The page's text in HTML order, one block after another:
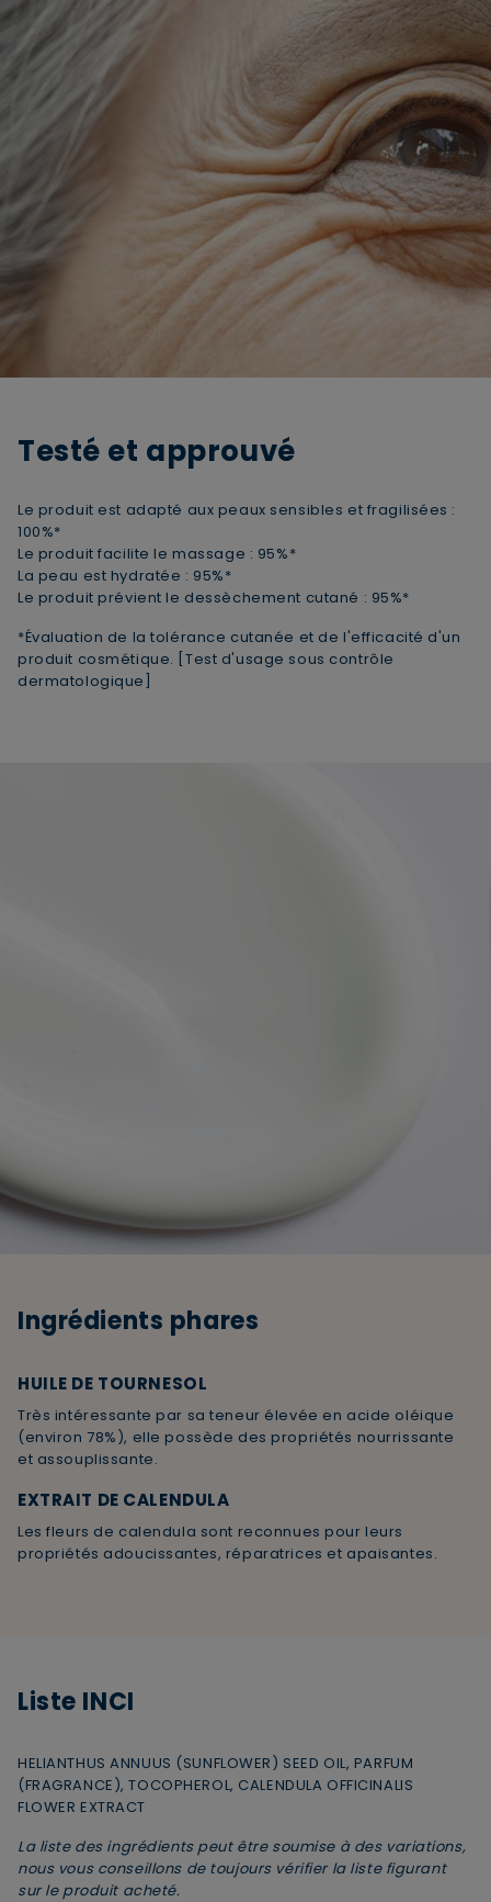
Supprimer le produit ? ×
Testé et approuvé
Le produit est adapté aux peaux sensibles et fragilisées :
100%*
Le produit facilite le massage : 95%*
La peau est hydratée : 95%*
Le produit prévient le dessèchement cutané : 95%*
*Évaluation de la tolérance cutanée et de l'efficacité d'un
produit cosmétique. [Test d'usage sous contrôle
dermatologique]
Ingrédients phares
HUILE DE TOURNESOL
Très intéressante par sa teneur élevée en acide oléique
(environ 78%), elle possède des propriétés nourrissante
et assouplissante.
EXTRAIT DE CALENDULA
Les fleurs de calendula sont reconnues pour leurs
propriétés adoucissantes, réparatrices et apaisantes.
Liste INCI
HELIANTHUS ANNUUS (SUNFLOWER) SEED OIL, PARFUM
(FRAGRANCE), TOCOPHEROL, CALENDULA OFFICINALIS
FLOWER EXTRACT
La liste des ingrédients peut être soumise à des variations,
nous vous conseillons de toujours vérifier la liste figurant
sur le produit acheté.